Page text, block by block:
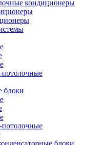
кондиционеры
блоки
блоки